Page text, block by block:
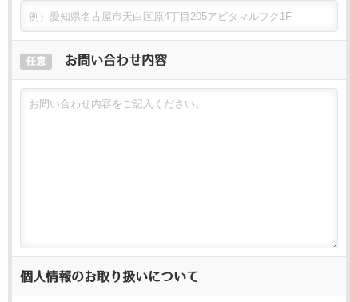
任意 お問い合わせ内容
個人情報のお取り扱いについて